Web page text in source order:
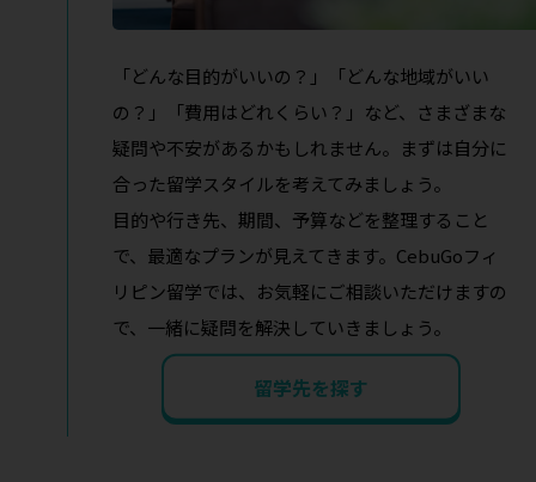
「どんな目的がいいの？」「どんな地域がいい
の？」「費用はどれくらい？」など、さまざまな
疑問や不安があるかもしれません。まずは自分に
合った留学スタイルを考えてみましょう。
目的や行き先、期間、予算などを整理すること
で、最適なプランが見えてきます。CebuGoフィ
リピン留学では、お気軽にご相談いただけますの
で、一緒に疑問を解決していきましょう。
留学先を探す